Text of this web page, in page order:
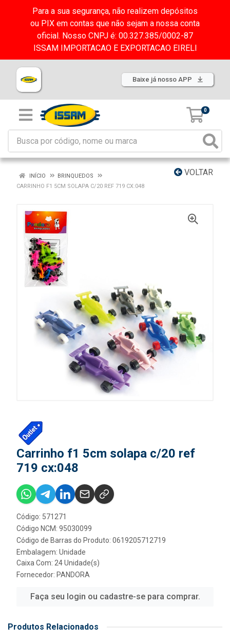
Para a sua segurança, não realizem depósitos
ou PIX em contas que não sejam a nossa conta
oficial. Nosso CNPJ é: 00.327.385/0002-87
ISSAM IMPORTACAO E EXPORTACAO EIRELI
Baixe já nosso APP
0
VOLTAR
INÍCIO
BRINQUEDOS
CARRINHO F1 5CM SOLAPA C/20 REF 719 CX:048
Carrinho f1 5cm solapa c/20 ref
719 cx:048
Código: 571271
Código NCM: 95030099
Código de Barras do Produto: 0619205712719
Embalagem: Unidade
Caixa Com: 24 Unidade(s)
Fornecedor: PANDORA
Faça seu login ou cadastre-se para comprar.
Produtos Relacionados